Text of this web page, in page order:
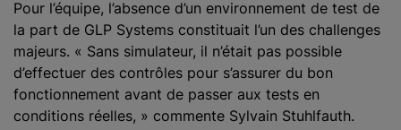
Pour l’équipe, l’absence d’un environnement de test de
la part de GLP Systems constituait l’un des challenges
majeurs. « Sans simulateur, il n’était pas possible
d’effectuer des contrôles pour s’assurer du bon
fonctionnement avant de passer aux tests en
conditions réelles, » commente Sylvain Stuhlfauth.